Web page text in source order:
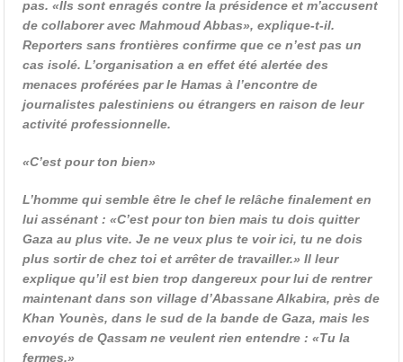
pas. «Ils sont enragés contre la présidence et m’accusent
de collaborer avec Mahmoud Abbas», explique-t-il.
Reporters sans frontières confirme que ce n’est pas un
cas isolé. L’organisation a en effet été alertée des
menaces proférées par le Hamas à l’encontre de
journalistes palestiniens ou étrangers en raison de leur
activité professionnelle.
«C’est pour ton bien»
L’homme qui semble être le chef le relâche finalement en
lui assénant : «C’est pour ton bien mais tu dois quitter
Gaza au plus vite. Je ne veux plus te voir ici, tu ne dois
plus sortir de chez toi et arrêter de travailler.» Il leur
explique qu’il est bien trop dangereux pour lui de rentrer
maintenant dans son village d’Abassane Alkabira, près de
Khan Younès, dans le sud de la bande de Gaza, mais les
envoyés de Qassam ne veulent rien entendre : «Tu la
fermes.»